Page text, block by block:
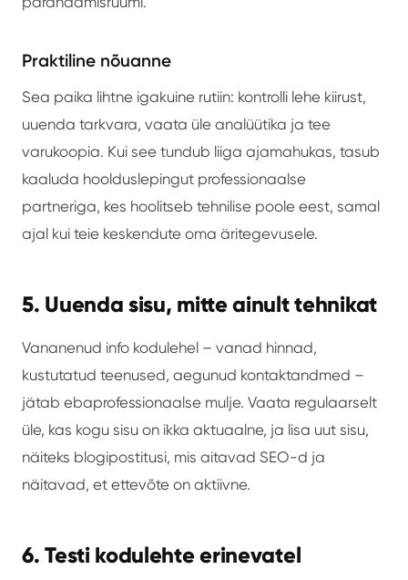
Praktiline nõuanne
Sea paika lihtne igakuine rutiin: kontrolli lehe kiirust,
uuenda tarkvara, vaata üle analüütika ja tee
varukoopia. Kui see tundub liiga ajamahukas, tasub
kaaluda hoolduslepingut professionaalse
partneriga, kes hoolitseb tehnilise poole eest, samal
ajal kui teie keskendute oma äritegevusele.
5. Uuenda sisu, mitte ainult tehnikat
Vananenud info kodulehel – vanad hinnad,
kustutatud teenused, aegunud kontaktandmed –
jätab ebaprofessionaalse mulje. Vaata regulaarselt
üle, kas kogu sisu on ikka aktuaalne, ja lisa uut sisu,
näiteks blogipostitusi, mis aitavad SEO-d ja
näitavad, et ettevõte on aktiivne.
6. Testi kodulehte erinevatel